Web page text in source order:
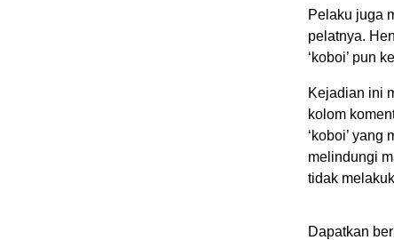
Pelaku juga
pelatnya.
‘koboi’ pun
Kejadian ini
kolom
‘koboi’
melindungi
tidak
Dapatkan